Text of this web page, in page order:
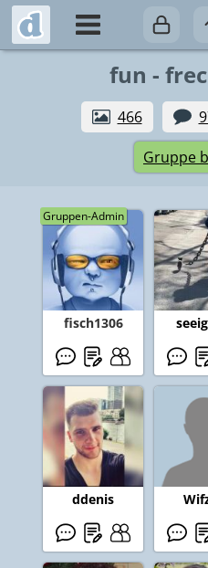
fun -
466
Gruppe
Gruppen-Admin
fisch1306
ddenis